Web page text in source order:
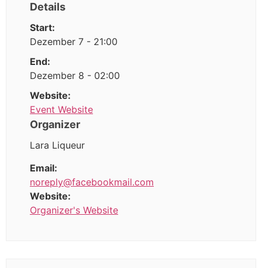
Details
Start:
Dezember 7 - 21:00
End:
Dezember 8 - 02:00
Website:
Event Website
Organizer
Lara Liqueur
Email:
noreply@facebookmail.com
Website:
Organizer's Website